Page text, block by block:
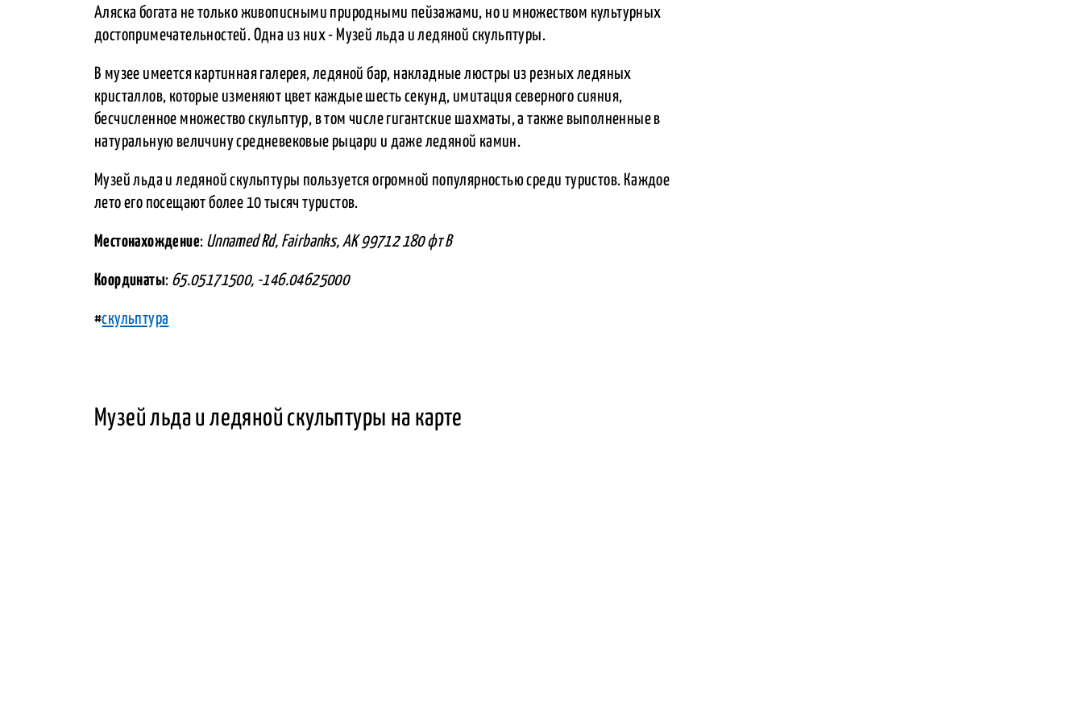
Аляска богата не только живописными природными пейзажами, но и множеством культурных
достопримечательностей. Одна из них - Музей льда и ледяной скульптуры.
В музее имеется картинная галерея, ледяной бар, накладные люстры из резных ледяных
кристаллов, которые изменяют цвет каждые шесть секунд, имитация северного сияния,
бесчисленное множество скульптур, в том числе гигантские шахматы, а также выполненные в
натуральную величину средневековые рыцари и даже ледяной камин.
Музей льда и ледяной скульптуры пользуется огромной популярностью среди туристов. Каждое
лето его посещают более 10 тысяч туристов.
Местонахождение: Unnamed Rd, Fairbanks, AK 99712 180 фт В
Координаты: 65.05171500, -146.04625000
#скульптура
Музей льда и ледяной скульптуры на карте